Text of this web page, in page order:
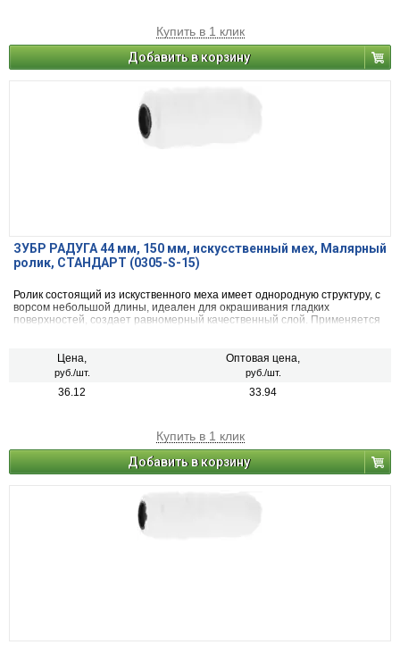
Купить в 1 клик
Добавить в корзину
ЗУБР РАДУГА 44 мм, 150 мм, искусственный мех, Малярный
ролик, СТАНДАРТ (0305-S-15)
Ролик состоящий из искуственного меха имеет однородную структуру, с
ворсом небольшой длины, идеален для окрашивания гладких
поверхностей, создает равномерный качественный слой. Применяется
Цена,
руб./шт.
Оптовая цена,
руб./шт.
36.12 33.94
Купить в 1 клик
Добавить в корзину